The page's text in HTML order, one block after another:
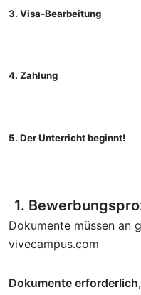
3. Visa-Bearbeitung
4. Zahlung
5. Der Unterricht beginnt!
1.
Dokumente müssen an
vivecampus.com
Dokumente